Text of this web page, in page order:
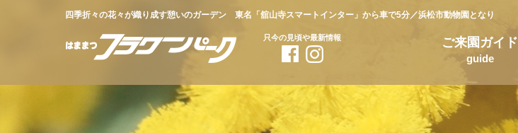
四季折々の花々が織り成す憩いのガーデン 東名「 舘山寺スマートインター 」 から車で5分／浜松市動物園となり
ご来園ガイド
guide
只今の見頃や最新情報